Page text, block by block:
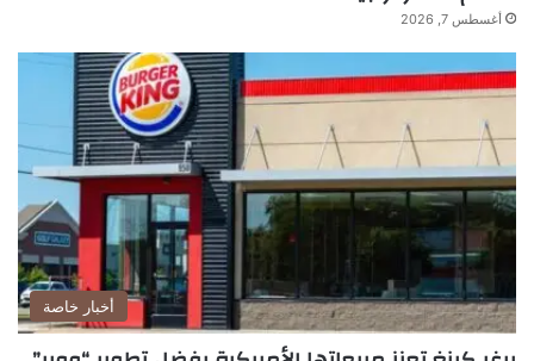
أغسطس 7, 2026
أخبار خاصة